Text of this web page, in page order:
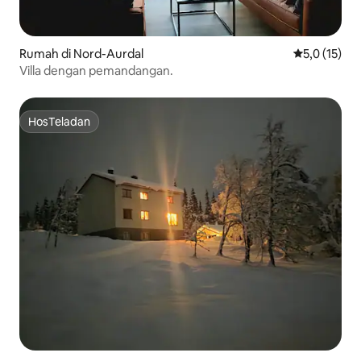
Rumah di Nord-Aurdal Nilai rata-
5,0 (15)
Villa dengan pemandangan.
HosTeladan
HosTeladan